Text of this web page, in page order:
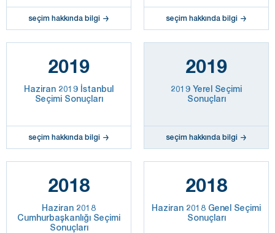
seçim hakkında bilgi seçim hakkında bilgi
2019
Haziran 2019 İstanbul
Seçimi Sonuçları
seçim hakkında bilgi
2019
2019 Yerel Seçimi
Sonuçları
seçim hakkında bilgi
2018
Haziran 2018
Cumhurbaşkanlığı Seçimi
Sonuçları
2018
Haziran 2018 Genel Seçimi
Sonuçları